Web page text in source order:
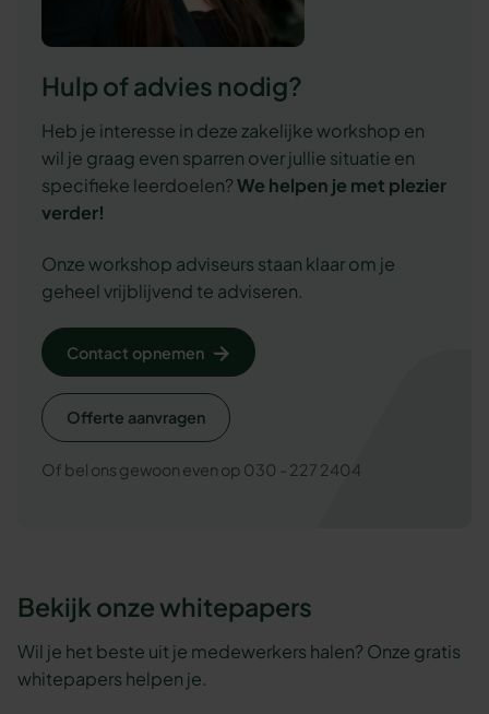
Hulp of advies nodig?
Heb je interesse in deze zakelijke workshop en
wil je graag even sparren over jullie situatie en
specifieke leerdoelen?We helpen je met plezier
verder!
Onze workshop adviseurs staan klaar om je
geheel vrijblijvend te adviseren.
Contact opnemen
Offerte aanvragen
Of bel ons gewoon even op 030 - 227 2404
Bekijk onze whitepapers
Wil je het beste uit je medewerkers halen? Onze gratis
whitepapers helpen je.